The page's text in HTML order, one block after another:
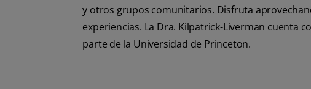
y otros grupos comunitarios. Disfruta
experiencias. La Dra. Kilpatrick-Liverman cuenta
parte de la Universidad de Princeton.